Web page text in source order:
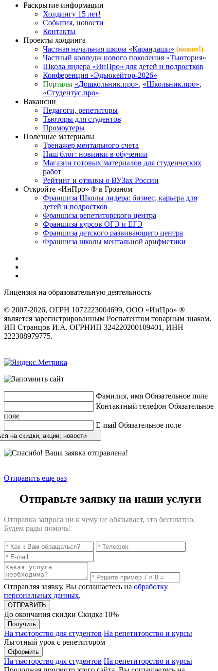
Раскрытие информации
Холдингу 15 лет!
События, новости
Контакты
Проекты холдинга
Частная начальная школа «Карандаши» (новое!)
Частный колледж нового поколения «Тьютория»
Школа лидера «ИнПро» для детей и подростков
Конференция «Эдьюкейтор-2026»
Порталы «Дошкольник.про», «Школьник.про»,
«Студентус.про»
Вакансии
Педагоги, репетиторы
Тьюторы для студентов
Промоутеры
Полезные материалы
Тренажер ментального счета
Наш блог: новинки в обучении
Магазин готовых материалов для студенческих
работ
Рейтинг и отзывы о ВУЗах России
Откройте «ИнПро» ® в Грозном
Франшиза Школы лидера: бизнес, карьера для
детей и подростков
Франшиза репетиторского центра
Франшиза курсов ОГЭ и ЕГЭ
Франшиза детского развивающего центра
Франшиза школы ментальной арифметики
Лицензия на образовательную деятельность
© 2007-2026, ОГРН 1072223004699, ООО «ИнПро» ®
является зарегистрированным Роспатентом товарным знаком.
ИП Странцов И.А. ОГРНИП 324220200109401, ИНН
222308979775.
Фамилия, имя Обязательное поле
Контактный телефон Обязательное
поле
E-mail Обязательное поле
на скидки, акции, новости
Отправить еще раз
Отправьте заявку на наши услуги
Отправка запроса ни к чему не обязывает, это бесплатно.
Будем рады помочь!
Отправляя заявку, Вы соглашаетесь на обработку
персональных данных.
До окончания скидки Скидка 10%
Получить
На тьюторство для студентов На репетиторство и курсы
Льготный урок с репетитором
Оформить
На тьюторство для студентов На репетиторство и курсы